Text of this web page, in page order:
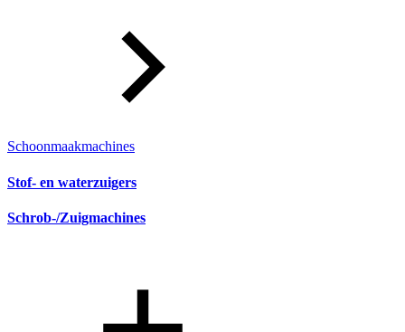
Schoonmaakmachines
Stof- en waterzuigers
Schrob-/Zuigmachines